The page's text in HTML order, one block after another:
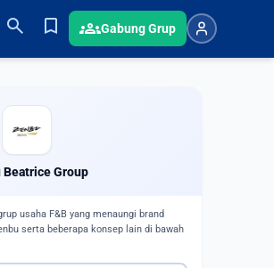
search bookmark groupsGabung Grup
Beatrice Group
usaha F&B yang menaungi brand
serta beberapa konsep lain di bawah